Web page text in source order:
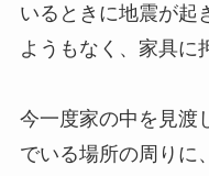
いるときに地震が起
ようもなく、家具に
今一度家の中を見渡
でいる場所の周りに